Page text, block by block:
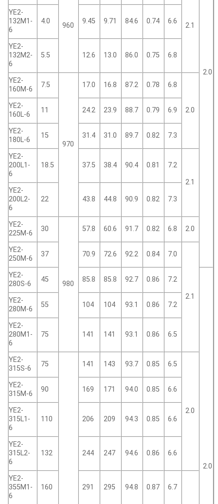
2.0
960 2.1
YE2-
132M1-
6
4.0 9.45 9.71 84.6 0.74 6.6
YE2-
132M2-
6
5.5 12.6 13.0 86.0 0.75 6.8
YE2-
160M-6
7.5
970
17.0 16.8 87.2 0.78 6.8
2.0
YE2-
160L-6
11 24.2 23.9 88.7 0.79 6.9
YE2-
180L-6
15 31.4 31.0 89.7 0.82 7.3
YE2-
200L1-
6
18.5 37.5 38.4 90.4 0.81 7.2
2.1
YE2-
200L2-
6
22 43.8 44.8 90.9 0.82 7.3
YE2-
225M-6
30
980
57.8 60.6 91.7 0.82 6.8 2.0
YE2-
250M-6
37 70.9 72.6 92.2 0.84 7.0
2.1
YE2-
280S-6
45 85.8 85.8 92.7 0.86 7.2
2.0
YE2-
280M-6
55 104 104 93.1 0.86 7.2
YE2-
280M1-
6
75 141 141 93.1 0.86 6.5
YE2-
315S-6
75 141 143 93.7 0.85 6.5
2.0
YE2-
315M-6
90 169 171 94.0 0.85 6.6
YE2-
315L1-
6
110 206 209 94.3 0.85 6.6
YE2-
315L2-
6
132 244 247 94.6 0.86 6.6
YE2-
355M1-
6
160 291 295 94.8 0.87 6.7